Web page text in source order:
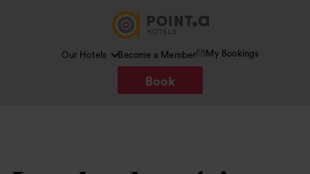
Our Hotels Become a Member My Bookings
Book